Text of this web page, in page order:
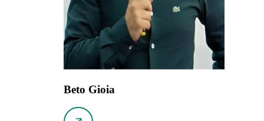
Beto Gioia